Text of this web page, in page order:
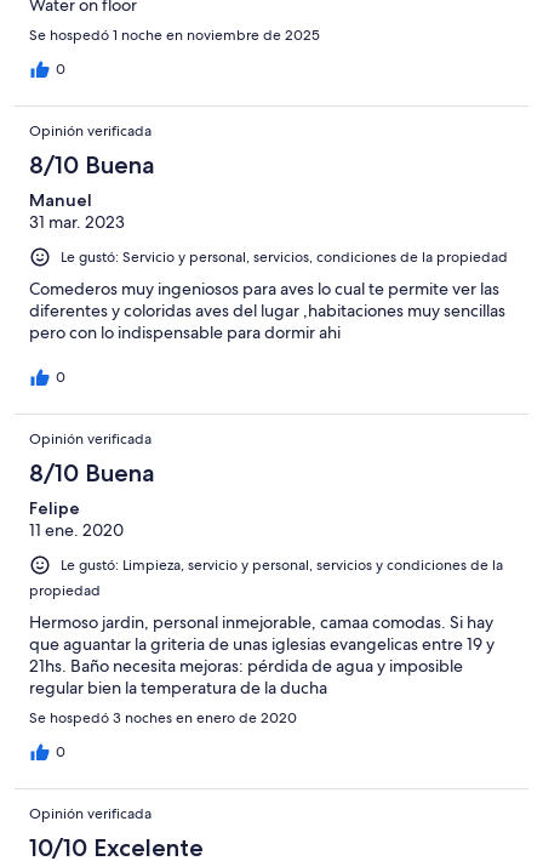
Water on floor
Se hospedó 1 noche en noviembre de 2025
0
Opinión verificada
8/10 Buena
Manuel
31 mar. 2023
Le gustó: Servicio y personal, servicios, condiciones de la propiedad
Comederos muy ingeniosos para aves lo cual te permite ver las
diferentes y coloridas aves del lugar ,habitaciones muy sencillas
pero con lo indispensable para dormir ahi
0
Opinión verificada
8/10 Buena
Felipe
11 ene. 2020
Le gustó: Limpieza, servicio y personal, servicios y condiciones de la
propiedad
Hermoso jardin, personal inmejorable, camaa comodas. Si hay
que aguantar la griteria de unas iglesias evangelicas entre 19 y
21hs. Baño necesita mejoras: pérdida de agua y imposible
regular bien la temperatura de la ducha
Se hospedó 3 noches en enero de 2020
0
Opinión verificada
10/10 Excelente